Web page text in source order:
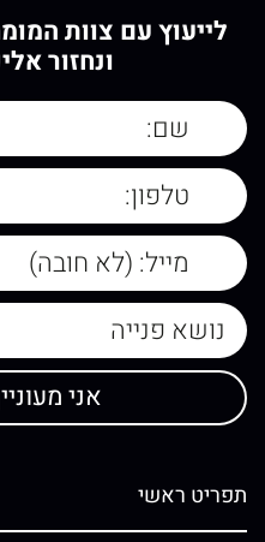
לייעוץ עם צוות
ונחזור
תפריט ראשי